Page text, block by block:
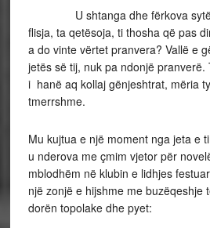
U shtanga dhe fërkova sytë
flisja, ta qetësoja, ti thosha që pas
a do vinte vërtet pranvera? Vallë e
jetës së tij, nuk pa ndonjë pranverë.
i hanë aq kollaj gënjeshtrat, mëria
tmerrshme.
Mu kujtua e një moment nga jeta e
u nderova me çmim vjetor për
mblodhëm në klubin e lidhjes
një zonjë e hijshme me buzëqeshje
dorën topolake dhe pyet: